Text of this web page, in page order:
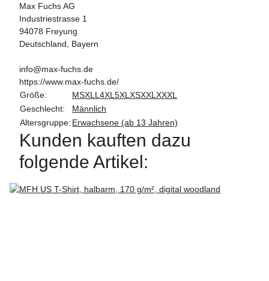
Max Fuchs AG
Industriestrasse 1
94078 Freyung
Deutschland, Bayern
info@max-fuchs.de
https://www.max-fuchs.de/
Größe:
MSXL L 4XL 5XL XSXXL XXXL
Geschlecht:
Männlich
Altersgruppe: Erwachsene (ab 13 Jahren)
Kunden kauften dazu
folgende Artikel: